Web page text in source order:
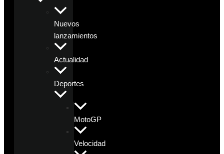
Nuevos
lanzamientos
Actualidad
Deportes
MotoGP
Velocidad